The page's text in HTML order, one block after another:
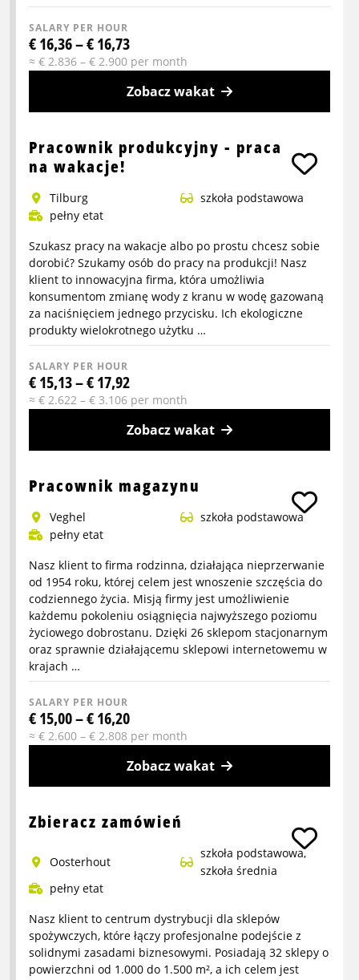
SALARY PER HOUR
€ 16,36 – € 16,73
≈ € 2.836 – € 2.900 per month
Zobacz wakat
info
about
produkcji
Pracownik produkcyjny - praca
na wakacje!
Tilburg
szkoła podstawowa
pełny etat
Szukasz pracy na wakacje albo po prostu chcesz sobie
dorobić? Szukamy osób do pracy na produkcji! Nasz
klient to innowacyjna firma, która umożliwia
konsumentom zmianę wody z kranu w wodę gazowaną
za naciśnięciem jednego przycisku. Ich ekologiczne
produkty wielokrotnego użytku …
SALARY PER HOUR
€ 15,13 – € 17,92
≈ € 2.622 – € 3.106 per month
Zobacz wakat
info
Pracownik
produkcyjny
-
praca
na
wakacje!
Pracownik magazynu
Veghel
szkoła podstawowa
pełny etat
Nasz klient to firma rodzinna, działająca nieprzerwanie
od 1954 roku, której celem jest wnoszenie szczęścia do
codziennego życia. Misją firmy jest umożliwienie
każdemu pokoleniu osiągnięcia najwyższego poziomu
życiowego dobrostanu. Dzięki 26 sklepom stacjonarnym
oraz sprawnie działającemu sklepowi internetowemu w
krajach …
SALARY PER HOUR
€ 15,00 – € 16,20
≈ € 2.600 – € 2.808 per month
Zobacz wakat
info
Pracownik
Zbieracz zamówień
Oosterhout
szkoła podstawowa,
szkoła średnia
pełny etat
Nasz klient to centrum dystrybucji dla sklepów
spożywczych, które łączy profesjonalne podejście z
solidnymi zasadami biznesowymi. Posiadają 32 sklepy o
powierzchni od 1.000 do 1.500 m², a ich celem jest